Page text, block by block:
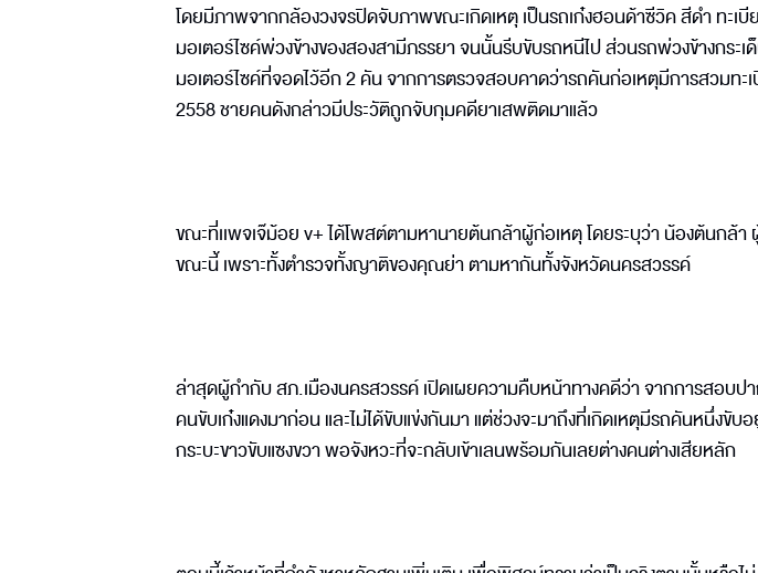
โดยมีภาพจากกล้องวงจรปิดจับภาพขณะเกิดเหตุ เป็นรถเก๋งฮอนด้าซีวิค สีดำ ทะเ
มอเตอร์ไซค์พ่วงข้างของสองสามีภรรยา จนนั้นรีบขับรถหนีไป ส่วนรถพ่วงข้างกระเ
มอเตอร์ไซค์ที่จอดไว้อีก 2 คัน จากการตรวจสอบคาดว่ารถคันก่อเหตุมีการสวมท
2558 ชายคนดังกล่าวมีประวัติถูกจับกุมคดียาเสพติดมาแล้ว
ขณะที่เเพจเจ๊ม้อย v+ ได้โพสต์ตามหานายต้นกล้าผู้ก่อเหตุ โดยระบุว่า น้องต้นกล้า
ขณะนี้ เพราะทั้งตำรวจทั้งญาติของคุณย่า ตามหากันทั้งจังหวัดนครสวรรค์
ล่าสุดผู้กำกับ สภ.เมืองนครสวรรค์ เปิดเผยความคืบหน้าทางคดีว่า จากการสอบป
คนขับเก๋งแดงมาก่อน และไม่ได้ขับแข่งกันมา แต่ช่วงจะมาถึงที่เกิดเหตุมีรถคันหนึ่งขับ
กระบะขาวขับแซงขวา พอจังหวะที่จะกลับเข้าเลนพร้อมกันเลยต่างคนต่างเสียหลัก